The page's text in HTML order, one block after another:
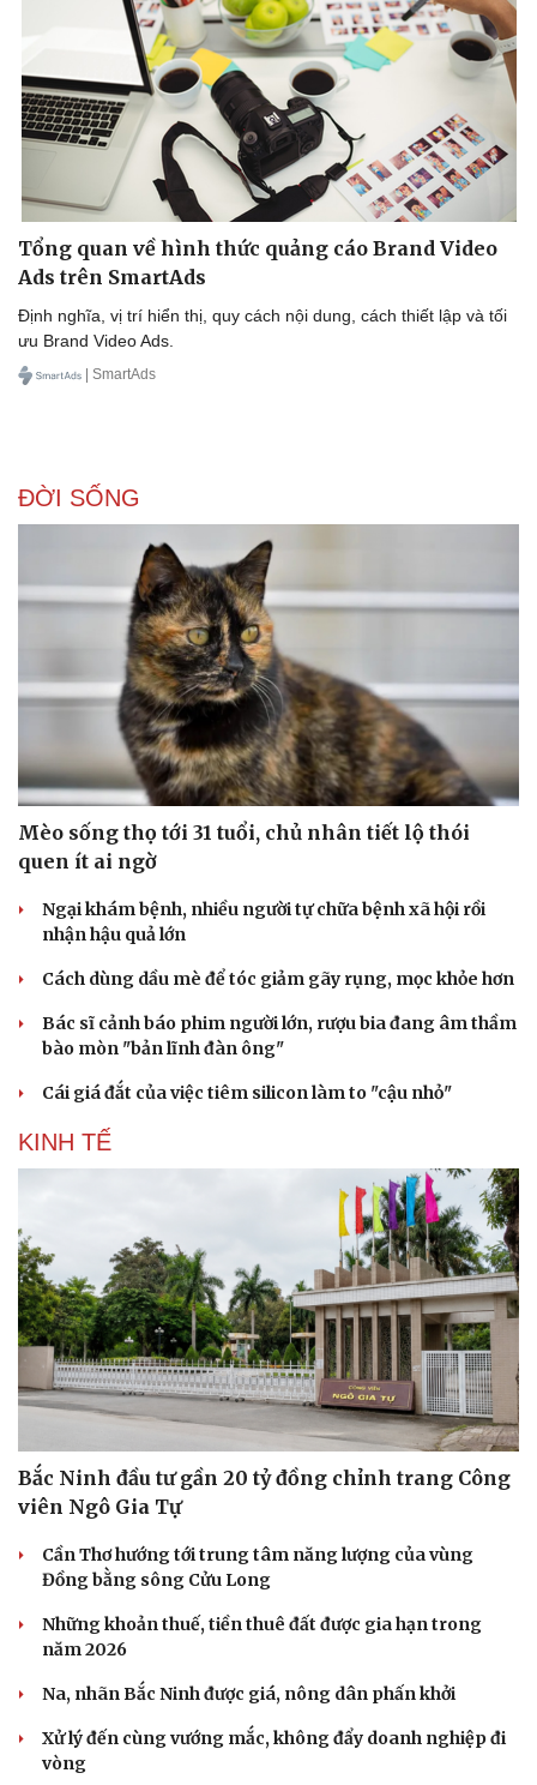
Doanh nghiệp
Thông tin doanh nghiệp
Doanh nghiệp 24h
Doanh nhân
Vì cộng đồng
Công nghệ
Sành điệu
Tin Công nghệ
Trải nghiệm
Chuyển đổi số
Tổng quan về hình thức quảng cáo Brand Video
Ads trên SmartAds
Định nghĩa, vị trí hiển thị, quy cách nội dung, cách thiết lập và tối
ưu Brand Video Ads.
| SmartAds
ĐỜI SỐNG
Mèo sống thọ tới 31 tuổi, chủ nhân tiết lộ thói
quen ít ai ngờ
Ngại khám bệnh, nhiều người tự chữa bệnh xã hội rồi
nhận hậu quả lớn
Cách dùng dầu mè để tóc giảm gãy rụng, mọc khỏe hơn
Bác sĩ cảnh báo phim người lớn, rượu bia đang âm thầm
bào mòn "bản lĩnh đàn ông"
Cái giá đắt của việc tiêm silicon làm to "cậu nhỏ"
KINH TẾ
Bắc Ninh đầu tư gần 20 tỷ đồng chỉnh trang Công
viên Ngô Gia Tự
Cần Thơ hướng tới trung tâm năng lượng của vùng
Đồng bằng sông Cửu Long
Những khoản thuế, tiền thuê đất được gia hạn trong
năm 2026
Na, nhãn Bắc Ninh được giá, nông dân phấn khởi
Xử lý đến cùng vướng mắc, không đẩy doanh nghiệp đi
vòng